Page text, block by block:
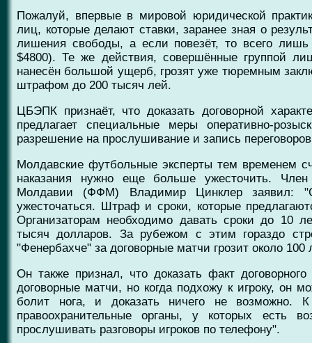
Пожалуй, впервые в мировой юридической
лиц, которые делают ставки, заранее зная о
лишения свободы, а если повезёт, то всего
$4800). Те же действия, совершённые группой
нанесён большой ущерб, грозят уже тюремным
штрафом до 200 тысяч лей.
ЦБЭПК признаёт, что доказать договорной
предлагает специальные меры оперативно-
разрешение на прослушивание и запись
Молдавские футбольные эксперты тем временем
наказания нужно еще больше ужесточить.
Молдавии (ФФМ) Владимир Цинклер заявил:
ужесточаться. Штраф и сроки, которые
Организаторам необходимо давать сроки до 10
тысяч долларов. За рубежом с этим гораздо
"Фенербахче" за договорные матчи грозит около
Он также признал, что доказать факт
договорные матчи, но когда подхожу к игроку, он
болит нога, и доказать ничего не возможно.
правоохранительные органы, у которых есть
прослушивать разговоры игроков по телефону".